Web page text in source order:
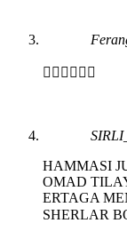
👍🏻👏🏻👏🏻
HAMMASI
OMAD
ERTAGA
SHERLAR